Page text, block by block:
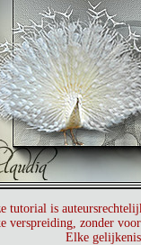
tutorial is
verspreiding, zonder
Elke